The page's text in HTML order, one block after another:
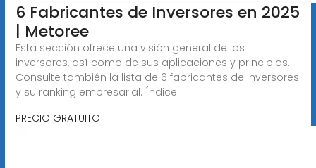
6 Fabricantes de Inversores en 2025
| Metoree
Esta sección ofrece una visión general de los
inversores, así como de sus aplicaciones y principios.
Consulte también la lista de 6 fabricantes de inversores
y su ranking empresarial. Índice
PRECIO GRATUITO